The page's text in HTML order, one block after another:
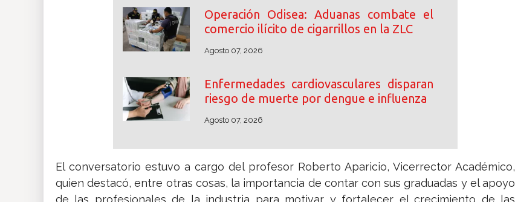
Operación Odisea: Aduanas combate el
comercio ilícito de cigarrillos en la ZLC
Agosto 07, 2026
Enfermedades cardiovasculares disparan
riesgo de muerte por dengue e influenza
Agosto 07, 2026
El conversatorio estuvo a cargo del profesor Roberto Aparicio, Vicerrector Académico,
quien destacó, entre otras cosas, la importancia de contar con sus graduadas y el apoyo